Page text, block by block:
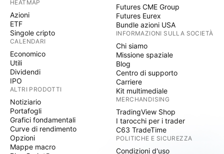
HEATMAP
Azioni
ETF
Singole cripto
CALENDARI
Economico
Utili
Dividendi
IPO
ALTRI PRODOTTI
Notiziario
Portafogli
Grafici fondamentali
Curve di rendimento
Opzioni
Mappe macro
Futures CME Group
Futures Eurex
Bundle azioni USA
INFORMAZIONI SULLA SOCIETÀ
Chi siamo
Missione spaziale
Blog
Centro di supporto
Carriere
Kit multimediale
MERCHANDISING
TradingView Shop
I tarocchi per i trader
C63 TradeTime
POLITICHE E SICUREZZA
Condizioni d'uso